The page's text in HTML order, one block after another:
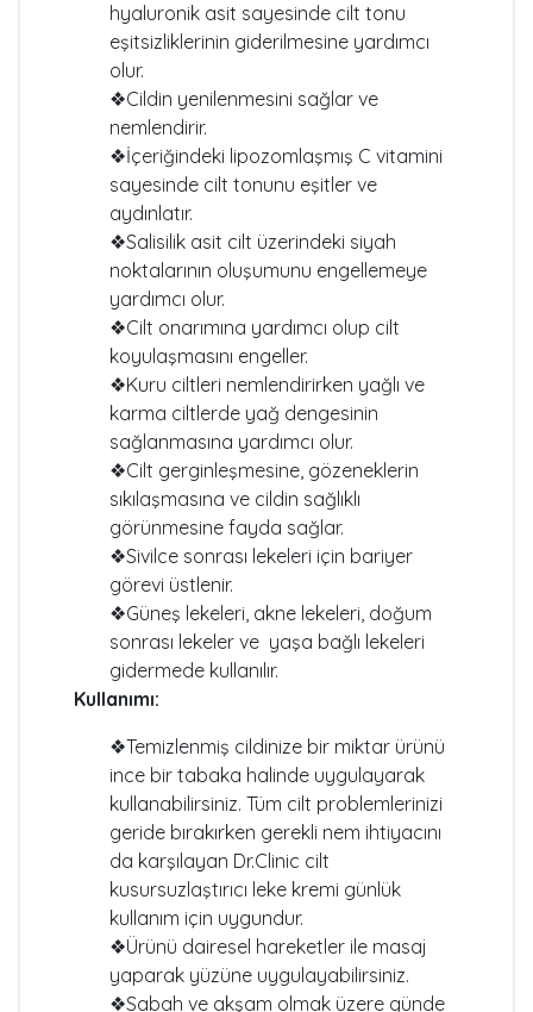
hyaluronik asit sayesinde cilt tonu
eşitsizliklerinin giderilmesine yardımcı
olur.
❖Cildin yenilenmesini sağlar ve
nemlendirir.
❖İçeriğindeki lipozomlaşmış C vitamini
sayesinde cilt tonunu eşitler ve
aydınlatır.
❖Salisilik asit cilt üzerindeki siyah
noktalarının oluşumunu engellemeye
yardımcı olur.
❖Cilt onarımına yardımcı olup cilt
koyulaşmasını engeller.
❖Kuru ciltleri nemlendirirken yağlı ve
karma ciltlerde yağ dengesinin
sağlanmasına yardımcı olur.
❖Cilt gerginleşmesine, gözeneklerin
sıkılaşmasına ve cildin sağlıklı
görünmesine fayda sağlar.
❖Sivilce sonrası lekeleri için bariyer
görevi üstlenir.
❖Güneş lekeleri, akne lekeleri, doğum
sonrası lekeler ve yaşa bağlı lekeleri
gidermede kullanılır.
Kullanımı:
❖Temizlenmiş cildinize bir miktar ürünü
ince bir tabaka halinde uygulayarak
kullanabilirsiniz. Tüm cilt problemlerinizi
geride bırakırken gerekli nem ihtiyacını
da karşılayan Dr.Clinic cilt
kusursuzlaştırıcı leke kremi günlük
kullanım için uygundur.
❖Ürünü dairesel hareketler ile masaj
yaparak yüzüne uygulayabilirsiniz.
❖Sabah ve akşam olmak üzere günde